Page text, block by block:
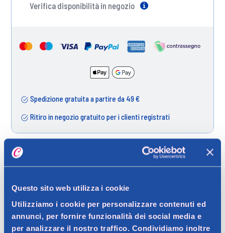
Questo sito web utilizza i cookie
Utilizziamo i cookie per personalizzare contenuti ed
annunci, per fornire funzionalità dei social media e
per analizzare il nostro traffico. Condividiamo inoltre
Verifica disponibilità in negozio
Spedizione gratuita a partire da 49 €
Ritiro in negozio gratuito per i clienti registrati
Dettagli prodotto
Descrizione